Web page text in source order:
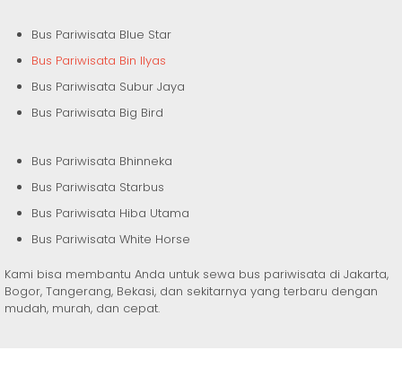
Bus Pariwisata Blue Star
Bus Pariwisata Bin Ilyas
Bus Pariwisata Subur Jaya
Bus Pariwisata Big Bird
Bus Pariwisata Bhinneka
Bus Pariwisata Starbus
Bus Pariwisata Hiba Utama
Bus Pariwisata White Horse
Kami bisa membantu Anda untuk sewa bus pariwisata di Jakarta,
Bogor, Tangerang, Bekasi, dan sekitarnya yang terbaru dengan
mudah, murah, dan cepat.